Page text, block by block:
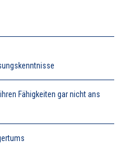
Fähigkeiten gar nicht ans